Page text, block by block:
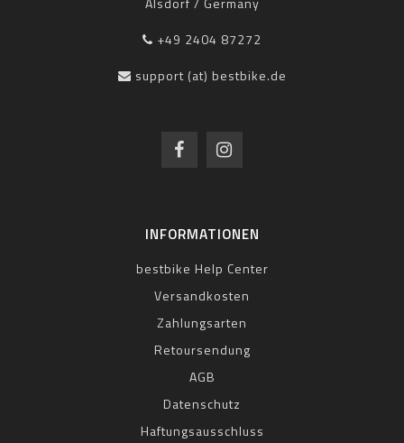
+49 2404 87272
support (at) bestbike.de
INFORMATIONEN
bestbike Help Center
Versandkosten
Zahlungsarten
Retoursendung
AGB
Datenschutz
Haftungsausschluss